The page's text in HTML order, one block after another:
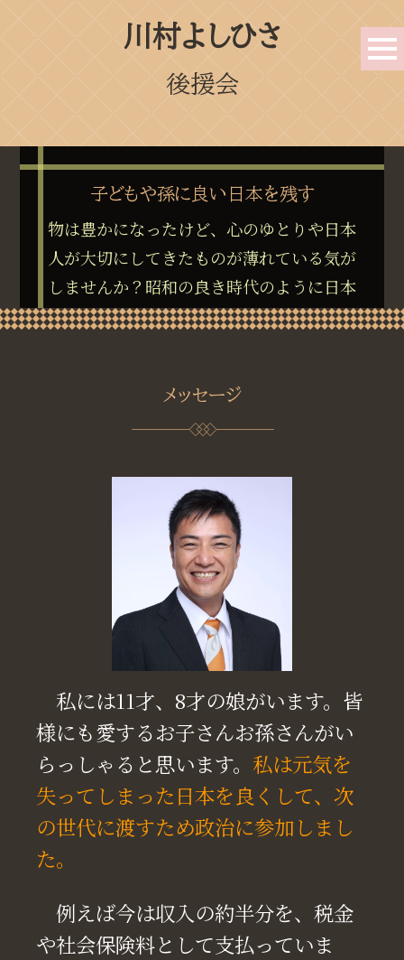
川村よしひさ
後援会
子どもや孫に良い日本を残す
物は豊かになったけど、心のゆとりや日本
人が大切にしてきたものが薄れている気が
しませんか？昭和の良き時代のように日本
の元気を取り戻し、次の世代にバトンを渡
メッセージ
私には11才、8才の娘がいます。皆
様にも愛するお子さんお孫さんがい
らっしゃると思います。 私は元気を
失ってしまった日本を良くして、次
の世代に渡すため政治に参加しまし
た。
例えば今は収入の約半分を、税金
や社会保険料として支払っていま